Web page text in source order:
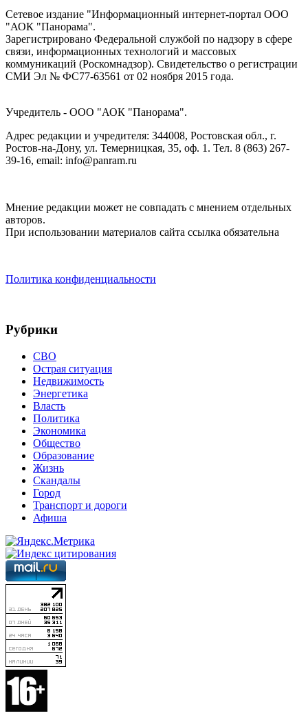
Сетевое издание "Информационный интернет-портал ООО
"АОК "Панорама".
Зарегистрировано Федеральной службой по надзору в сфере
связи, информационных технологий и массовых
коммуникаций (Роскомнадзор). Cвидетельство о регистрации
СМИ Эл № ФС77-63561 от 02 ноября 2015 года.
Учредитель - ООО "АОК "Панорама".
Адрес редакции и учредителя: 344008, Ростовская обл., г.
Ростов-на-Дону, ул. Темерницкая, 35, оф. 1. Тел. 8 (863) 267-
39-16, email: info@panram.ru
Мнение редакции может не совпадать с мнением отдельных
авторов.
При использовании материалов сайта ссылка обязательна
Политика конфиденциальности
Рубрики
СВО
Острая ситуация
Недвижимость
Энергетика
Власть
Политика
Экономика
Общество
Образование
Жизнь
Скандалы
Город
Транспорт и дороги
Афиша